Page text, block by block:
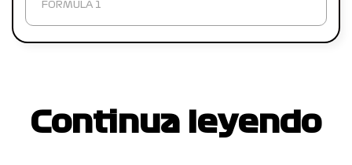
FORMULA 1
Continua leyendo